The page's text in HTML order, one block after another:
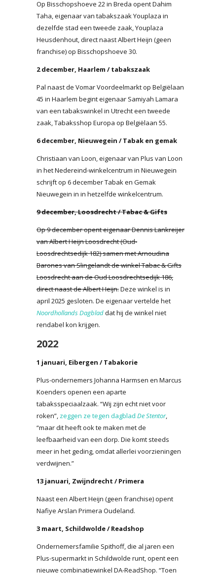
Op Bisschopshoeve 22 in Breda opent Dahim
Taha, eigenaar van tabakszaak Youplaza in
dezelfde stad een tweede zaak, Youplaza
Heusdenhout, direct naast Albert Heijn (geen
franchise) op Bisschopshoeve 30.
2 december, Haarlem / tabakszaak
Pal naast de Vomar Voordeelmarkt op Belgiëlaan
45 in Haarlem begint eigenaar Samiyah Lamara
van een tabakswinkel in Utrecht een tweede
zaak, Tabaksshop Europa op Belgiëlaan 55.
6 december, Nieuwegein / Tabak en gemak
Christiaan van Loon, eigenaar van Plus van Loon
in het Nedereind-winkelcentrum in Nieuwegein
schrijft op 6 december Tabak en Gemak
Nieuwegein in in hetzelfde winkelcentrum.
9 december, Loosdrecht / Tabac & Gifts
Op 9 december opent eigenaar Dennis Lankreijer
van Albert Heijn Loosdrecht (Oud-
Loosdrechtsedijk 182) samen met Arnoudina
Barones van Slingelandt de winkel Tabac & Gifts
Loosdrecht aan de Oud Loosdrechtsedijk 186,
direct naast de Albert Heijn.Deze winkel is in
april 2025 gesloten. De eigenaar vertelde het
Noordhollands Dagbladdat hij de winkel niet
rendabel kon krijgen.
2022
1 januari, Eibergen / Tabakorie
Plus-ondernemers Johanna Harmsen en Marcus
Koenders openen een aparte
tabaksspeciaalzaak. “Wij zijn echt niet voor
roken”, zeggen ze tegen dagblad De Stentor,
“maar dit heeft ook te maken met de
leefbaarheid van een dorp. Die komt steeds
meer in het geding, omdat allerlei voorzieningen
verdwijnen.”
13 januari, Zwijndrecht / Primera
Naast een Albert Heijn (geen franchise) opent
Nafiye Arslan Primera Oudeland.
3 maart, Schildwolde / Readshop
Ondernemersfamilie Spithoff, die al jaren een
Plus-supermarkt in Schildwolde runt, opent een
nieuwe combinatiewinkel DA-ReadShop. “Toen